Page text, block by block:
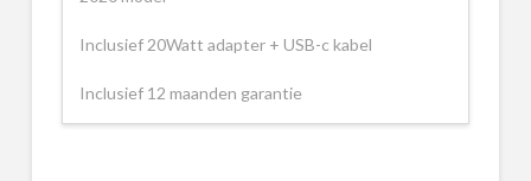
Inclusief 20Watt adapter + USB-c kabel
Inclusief 12 maanden garantie